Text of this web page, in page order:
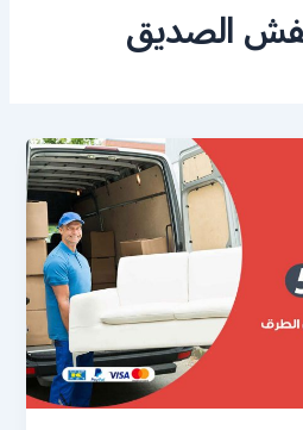
الصديق